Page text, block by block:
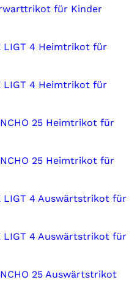
für Kinder
LIGT 4 Heimtrikot für
LIGT 4 Heimtrikot für
25 Heimtrikot für
25 Heimtrikot für
LIGT 4 Auswärtstrikot für
LIGT 4 Auswärtstrikot für
25 Auswärtstrikot